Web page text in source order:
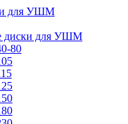
для УШМ
диски для УШМ
80